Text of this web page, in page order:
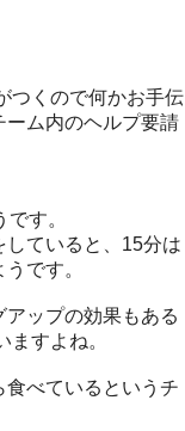
つくので何かお手伝
ーム内のヘルプ要請
す。
ていると、15分は
です。
ップの効果もある
ますよね。
べているというチ